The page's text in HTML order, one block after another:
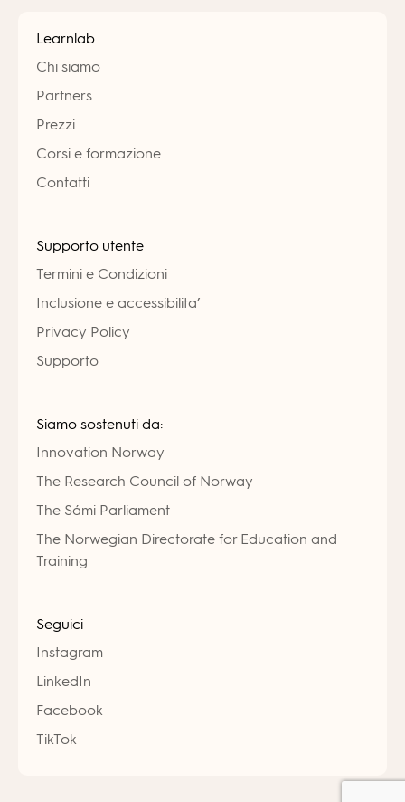
Learnlab
Chi siamo
Partners
Prezzi
Corsi e formazione
Contatti
Supporto utente
Termini e Condizioni
Inclusione e accessibilita’
Privacy Policy
Supporto
Siamo sostenuti da:
Innovation Norway
The Research Council of Norway
The Sámi Parliament
The Norwegian Directorate for Education and
Training
Seguici
Instagram
LinkedIn
Facebook
TikTok